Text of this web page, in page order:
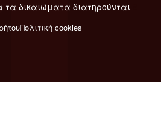
δικαιώματα διατηρούνται
Πολιτική cookies